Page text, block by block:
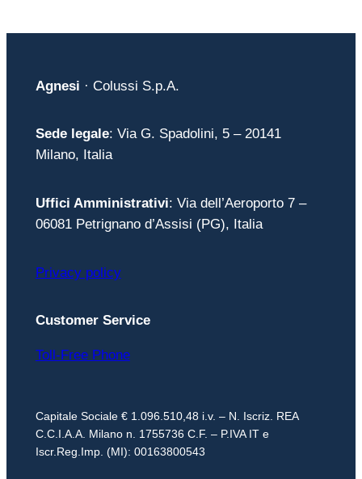
Agnesi · Colussi S.p.A.
Sede legale: Via G. Spadolini, 5 – 20141
Milano, Italia
Uffici Amministrativi: Via dell’Aeroporto 7 –
06081 Petrignano d’Assisi (PG), Italia
Privacy policy
Customer Service
Toll-Free Phone
Capitale Sociale € 1.096.510,48 i.v. – N. Iscriz. REA
C.C.I.A.A. Milano n. 1755736 C.F. – P.IVA IT e
Iscr.Reg.Imp. (MI): 00163800543